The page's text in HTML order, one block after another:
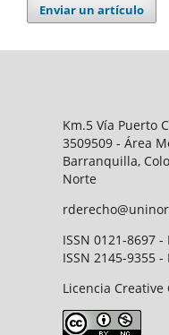
Enviar un artículo
Km.5 Vía Puerto
3509509 - Área
Barranquilla,
Norte
ISSN 0121-8697
ISSN 2145-9355
Licencia Creative